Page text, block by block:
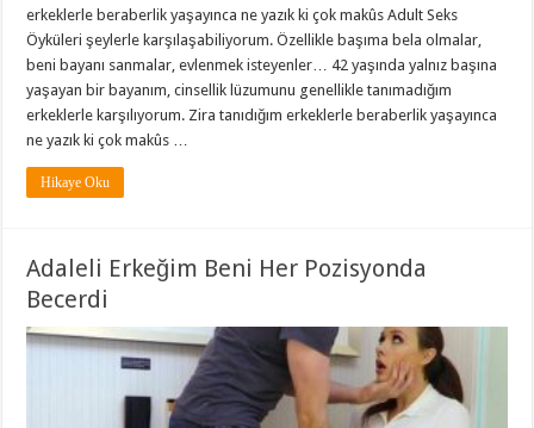
erkeklerle beraberlik yaşayınca ne yazık ki çok makûs Adult Seks
Öyküleri şeylerle karşılaşabiliyorum. Özellikle başıma bela olmalar,
beni bayanı sanmalar, evlenmek isteyenler… 42 yaşında yalnız başına
yaşayan bir bayanım, cinsellik lüzumunu genellikle tanımadığım
erkeklerle karşılıyorum. Zira tanıdığım erkeklerle beraberlik yaşayınca
ne yazık ki çok makûs …
Hikaye Oku
Adaleli Erkeğim Beni Her Pozisyonda
Becerdi